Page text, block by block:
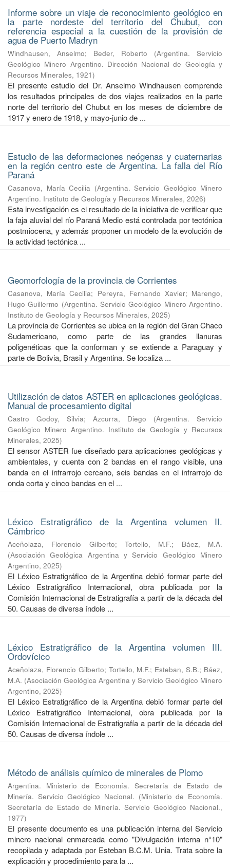
Informe sobre un viaje de reconocimiento geológico en
la parte nordeste del territorio del Chubut, con
referencia especial a la cuestión de la provisión de
agua de Puerto Madryn
Windhausen, Anselmo; Beder, Roberto (Argentina. Servicio
Geológico Minero Argentino. Dirección Nacional de Geología y
Recursos Minerales, 1921)
El presente estudio del Dr. Anselmo Windhausen comprende
los resultados principales de dos viajes realizados en la parte
norte del territorio del Chubut en los meses de diciembre de
1917 y enero de 1918, y mayo-junio de ...
Estudio de las deformaciones neógenas y cuaternarias
en la región centro este de Argentina. La falla del Río
Paraná
Casanova, María Cecilia (Argentina. Servicio Geológico Minero
Argentino. Instituto de Geología y Recursos Minerales, 2026)
Esta investigación es el resultado de la iniciativa de verificar que
la faja aluvial del río Paraná Medio está controlada por tectónica
postmiocena, y además proponer un modelo de la evolución de
la actividad tectónica ...
Geomorfología de la provincia de Corrientes
Casanova, María Cecilia; Pereyra, Fernando Xavier; Marengo,
Hugo Guillermo (Argentina. Servicio Geológico Minero Argentino.
Instituto de Geología y Recursos Minerales, 2025)
La provincia de Corrientes se ubica en la región del Gran Chaco
Sudamericano, como parte de las grandes llanuras
poligenéticas que la conforman y se extiende a Paraguay y
parte de Bolivia, Brasil y Argentina. Se localiza ...
Utilización de datos ASTER en aplicaciones geológicas.
Manual de procesamiento digital
Castro Godoy, Silvia; Azcurra, Diego (Argentina. Servicio
Geológico Minero Argentino. Instituto de Geología y Recursos
Minerales, 2025)
El sensor ASTER fue diseñado para aplicaciones geológicas y
ambientales, y cuenta con 2 bandas en el rango visible, una
banda en el infrarrojo cercano, seis bandas en el infrarrojo de
onda corta y cinco bandas en el ...
Léxico Estratigráfico de la Argentina volumen II.
Cámbrico
Aceñolaza, Florencio Gilberto;Tortello, M.F.; Báez, M.A.
(Asociación Geológica Argentina y Servicio Geológico Minero
Argentino, 2025)
El Léxico Estratigráfico de la Argentina debió formar parte del
Léxico Estratigráfico Internacional, obra publicada por la
Comisión Internacional de Estratigrafía a partir de la década del
50. Causas de diversa índole ...
Léxico Estratigráfico de la Argentina volumen III.
Ordovícico
Aceñolaza, Florencio Gilberto; Tortello, M.F.; Esteban, S.B.; Báez,
M.A. (Asociación Geológica Argentina y Servicio Geológico Minero
Argentino, 2025)
El Léxico Estratigráfico de la Argentina debió formar parte del
Léxico Estratigráfico Internacional, obra publicada por la
Comisión Internacional de Estratigrafía a partir de la década del
50. Causas de diversa índole ...
Método de análisis químico de minerales de Plomo
Argentina. Ministerio de Economía. Secretaría de Estado de
Minería. Servicio Geológico Nacional. (Ministerio de Economía.
Secretaría de Estado de Minería. Servicio Geológico Nacional.,
1977)
El presente documento es una publicación interna del Servicio
minero nacional enmarcada como "Divulgación interna n°10"
recopilada y adaptada por Esteban B.C.M. Unia. Trata sobre la
explicación y procedimiento para la ...